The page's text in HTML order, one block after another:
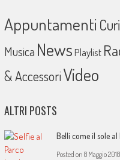
Appuntamenti
Musica NewsPlaylist
& AccessoriVideo
ALTRI POSTS
Belli come il sole
Posted on 8 Maggio 2018